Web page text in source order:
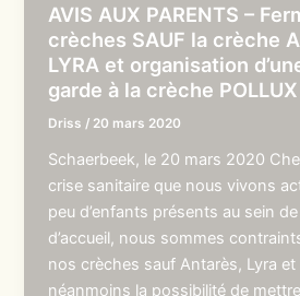
AVIS AUX PARENTS –
crèches SAUF la crèche
LYRA et organisation
garde à la crèche POLLUX
Driss / 20 mars 2020
Schaerbeek, le 20 mars 2020
crise sanitaire que nous vivons
peu d’enfants présents au sein
d’accueil, nous sommes
nos crèches sauf Antarès, Lyra et
néanmoins la possibilité de